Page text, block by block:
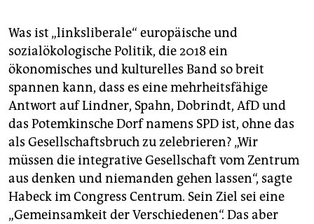
Was ist „linksliberale“ europäische und
sozialökologische Politik, die 2018 ein
ökonomisches und kulturelles Band so breit
spannen kann, dass es eine mehrheitsfähige
Antwort auf Lindner, Spahn, Dobrindt, AfD und
das Potemkinsche Dorf namens SPD ist, ohne das
als Gesellschaftsbruch zu zelebrieren? „Wir
müssen die integrative Gesellschaft vom Zentrum
aus denken und niemanden gehen lassen“, sagte
Habeck im Congress Centrum. Sein Ziel sei eine
„Gemeinsamkeit der Verschiedenen“. Das aber